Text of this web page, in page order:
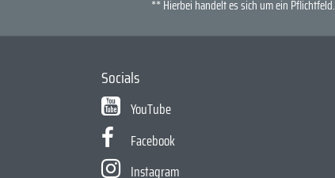
** Hierbei handelt es sich um ein Pflichtfeld.
Socials
YouTube
Facebook
Instagram